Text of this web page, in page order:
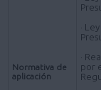
Normativa de
aplicación
·
·
por